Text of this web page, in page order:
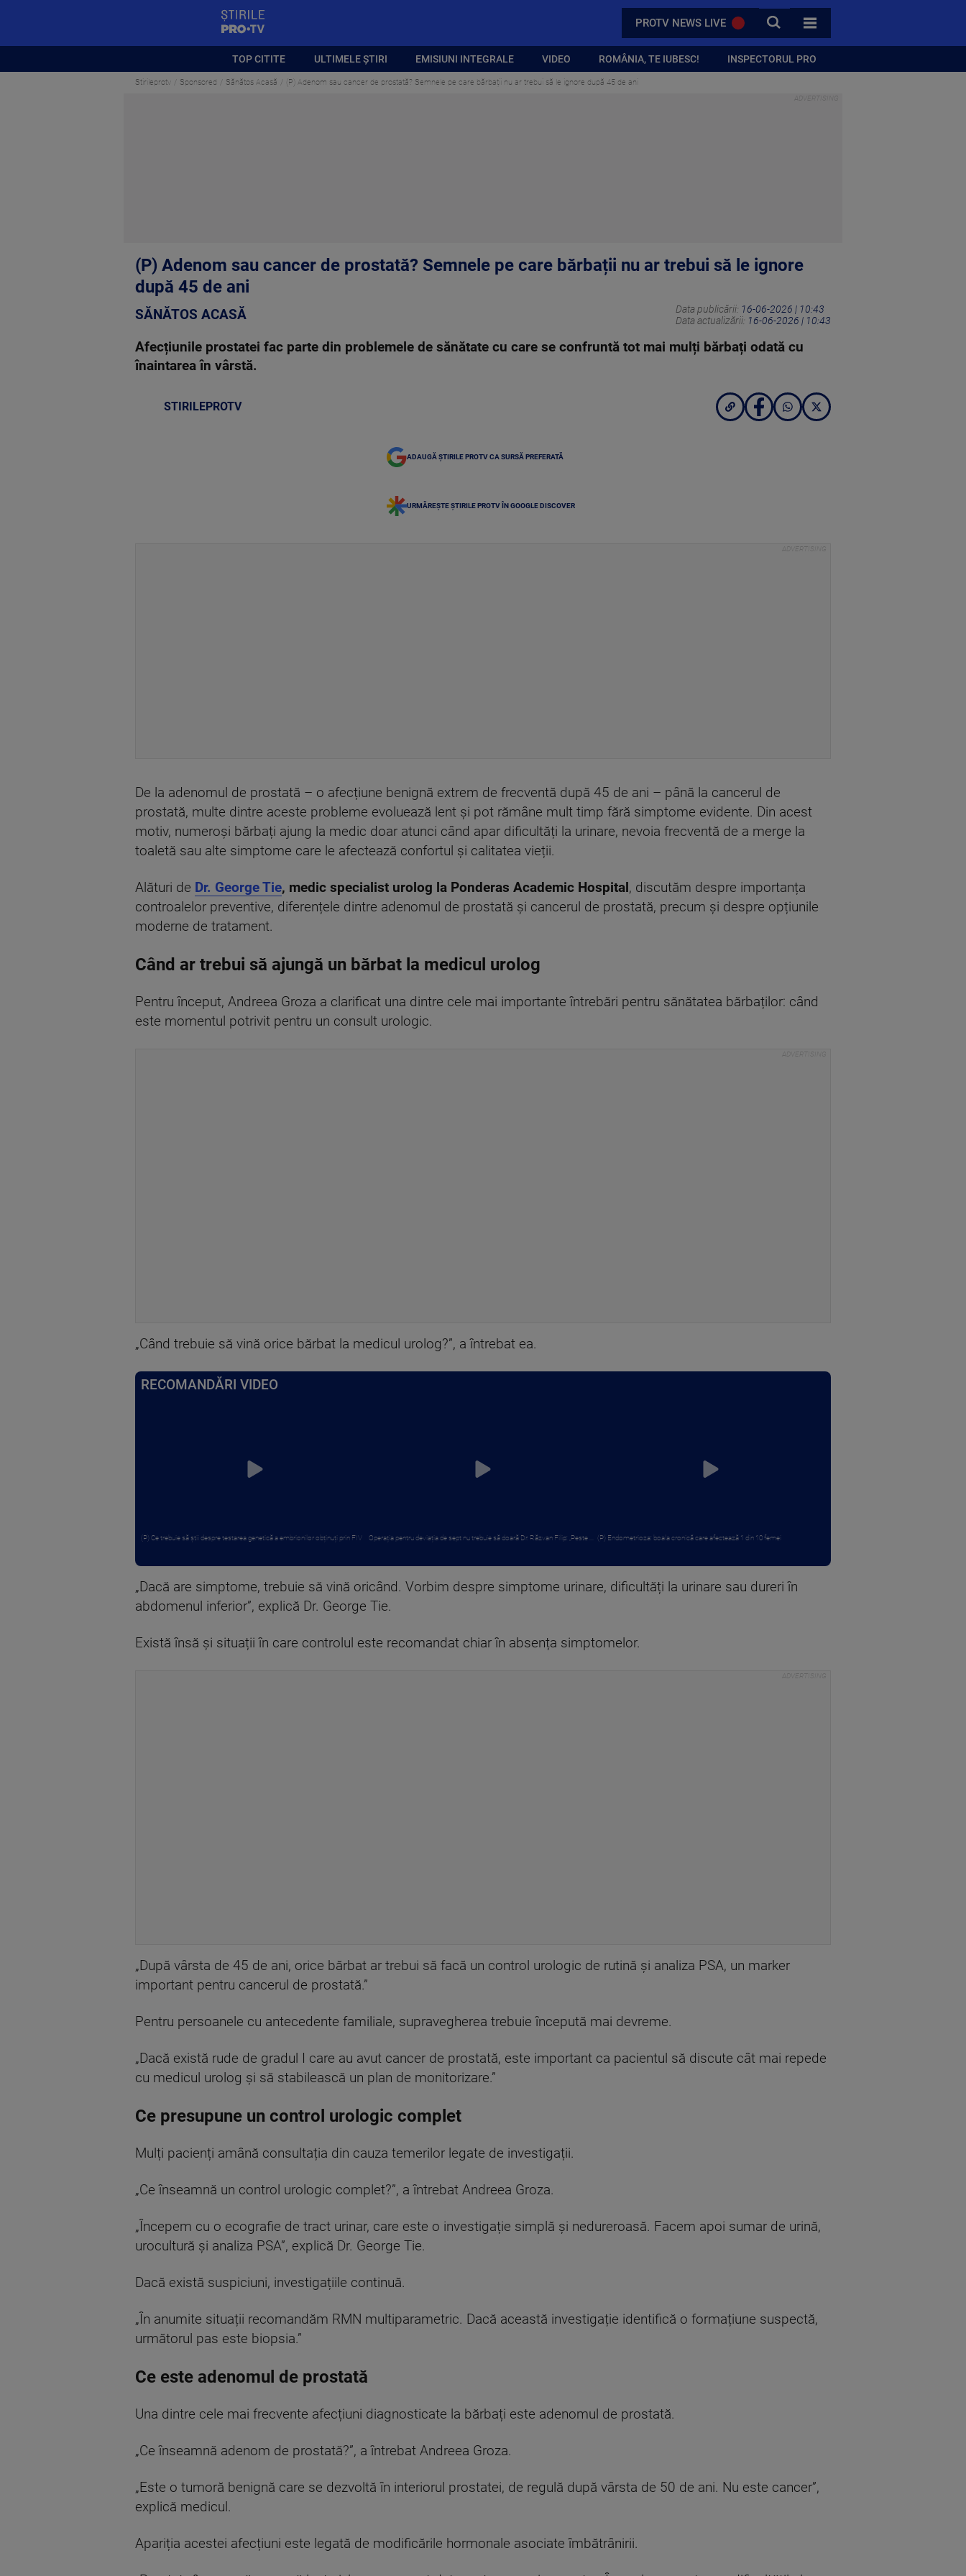
PROTV NEWS LIVE CAUTA
TOATE CATEGORIILE
TOP CITITE ULTIMELE ȘTIRI EMISIUNI INTEGRALE VIDEO ROMÂNIA, TE IUBESC! INSPECTORUL PRO
Stirileprotv Sponsored Sănătos Acasă (P) Adenom sau cancer de prostată? Semnele pe care bărbații nu ar trebui să le ignore după 45 de ani
(P) Adenom sau cancer de prostată? Semnele pe care bărbații nu ar trebui să le ignore
după 45 de ani
SĂNĂTOS ACASĂ Data publicării: 16-06-2026 | 10:43
Data actualizării: 16-06-2026 | 10:43
Afecțiunile prostatei fac parte din problemele de sănătate cu care se confruntă tot mai mulți bărbați odată cu
înaintarea în vârstă.
STIRILEPROTV
ADAUGĂ ȘTIRILE PROTV CA SURSĂ PREFERATĂ
URMĂREȘTE ȘTIRILE PROTV ÎN GOOGLE DISCOVER
De la adenomul de prostată – o afecțiune benignă extrem de frecventă după 45 de ani – până la cancerul de
prostată, multe dintre aceste probleme evoluează lent și pot rămâne mult timp fără simptome evidente. Din acest
motiv, numeroși bărbați ajung la medic doar atunci când apar dificultăți la urinare, nevoia frecventă de a merge la
toaletă sau alte simptome care le afectează confortul și calitatea vieții.
Alături de Dr. George Tie, medic specialist urolog la Ponderas Academic Hospital , discutăm despre importanța
controalelor preventive, diferențele dintre adenomul de prostată și cancerul de prostată, precum și despre opțiunile
moderne de tratament.
Când ar trebui să ajungă un bărbat la medicul urolog
Pentru început, Andreea Groza a clarificat una dintre cele mai importante întrebări pentru sănătatea bărbaților: când
este momentul potrivit pentru un consult urologic.
„Când trebuie să vină orice bărbat la medicul urolog?”, a întrebat ea.
RECOMANDĂRI VIDEO
(P) Ce trebuie să știi despre testarea genetică a embrionilor obținuți prin FIV Operația pentru deviația de sept nu trebuie să doară Dr. Răzvan Filip: „Peste ... (P) Endometrioza: boala cronică care afectează 1 din 10 femei
„Dacă are simptome, trebuie să vină oricând. Vorbim despre simptome urinare, dificultăți la urinare sau dureri în
abdomenul inferior”, explică Dr. George Tie.
Există însă și situații în care controlul este recomandat chiar în absența simptomelor.
„După vârsta de 45 de ani, orice bărbat ar trebui să facă un control urologic de rutină și analiza PSA, un marker
important pentru cancerul de prostată.”
Pentru persoanele cu antecedente familiale, supravegherea trebuie începută mai devreme.
„Dacă există rude de gradul I care au avut cancer de prostată, este important ca pacientul să discute cât mai repede
cu medicul urolog și să stabilească un plan de monitorizare.”
Ce presupune un control urologic complet
Mulți pacienți amână consultația din cauza temerilor legate de investigații.
„Ce înseamnă un control urologic complet?”, a întrebat Andreea Groza.
„Începem cu o ecografie de tract urinar, care este o investigație simplă și nedureroasă. Facem apoi sumar de urină,
urocultură și analiza PSA”, explică Dr. George Tie.
Dacă există suspiciuni, investigațiile continuă.
„În anumite situații recomandăm RMN multiparametric. Dacă această investigație identifică o formațiune suspectă,
următorul pas este biopsia.”
Ce este adenomul de prostată
Una dintre cele mai frecvente afecțiuni diagnosticate la bărbați este adenomul de prostată.
„Ce înseamnă adenom de prostată?”, a întrebat Andreea Groza.
„Este o tumoră benignă care se dezvoltă în interiorul prostatei, de regulă după vârsta de 50 de ani. Nu este cancer”,
explică medicul.
Apariția acestei afecțiuni este legată de modificările hormonale asociate îmbătrânirii.